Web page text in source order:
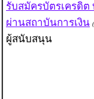
รับสมัครบัตรเครดิ
ผ่านสถาบันการเงิน
ผู้สนับสนุน